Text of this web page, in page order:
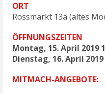
ORT
Rossmarkt 13a (altes
ÖFFNUNGSZEITEN
Montag, 15. April 2019
Dienstag, 16. April 2019
MITMACH-ANGEBOTE: